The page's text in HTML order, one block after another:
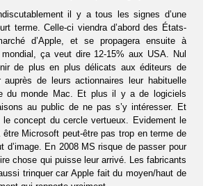
il y a tous les signes d’une
terme. Celle-ci viendra d’abord des États-
d’Apple, et se propagera ensuite à
mondial, ça veut dire 12-15% aux USA. Nul
de plus en plus délicats aux éditeurs de
auprès de leurs actionnaires leur habituelle
du monde Mac. Et plus il y a de logiciels
au public de ne pas s’y intéresser. Et
le concept du cercle vertueux. Evidement le
Microsoft peut-être pas trop en terme de
d’image. En 2008 MS risque de passer pour
chose qui puisse leur arrivé. Les fabricants
trinquer car Apple fait du moyen/haut de